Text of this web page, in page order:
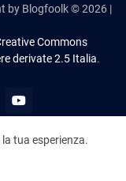
by Blogfoolk © 2026 |
Commons
derivate 2.5 Italia.
tua esperienza.